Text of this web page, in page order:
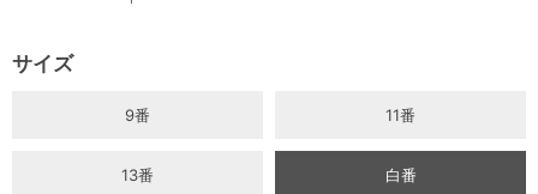
サイズ
9番 11番
13番 白番